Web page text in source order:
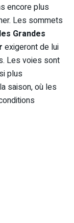
encore plus
Les sommets
les Grandes
exigeront de lui
Les voies sont
plus
saison, où les